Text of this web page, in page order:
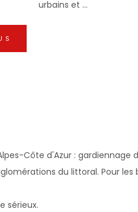
urbains et ...
Côte d'Azur : gardiennage
du littoral. Pour
sérieux.